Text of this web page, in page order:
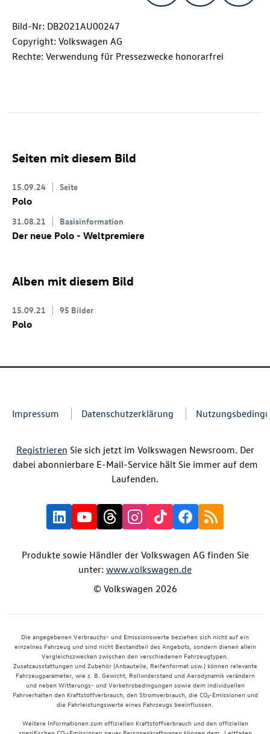
Bild-Nr: DB2021AU00247
Copyright: Volkswagen AG
Rechte: Verwendung für Pressezwecke honorarfrei
Seiten mit diesem Bild
15.09.24 Seite
Polo
31.08.21 Basisinformation
Der neue Polo - Weltpremiere
Alben mit diesem Bild
15.09.21 95 Bilder
Polo
Impressum Datenschutzerklärung
Registrieren Sie sich jetzt im Volkswagen Newsroom. Der
dabei abonnierbare E-Mail-Service hält Sie immer auf dem
Laufenden.
Produkte sowie Händler der Volkswagen AG finden Sie
unter: www.volkswagen.de
© Volkswagen 2026
Die angegebenen Verbrauchs- und Emissionswerte beziehen sich nicht auf ein
einzelnes Fahrzeug und sind nicht Bestandteil des Angebots, sondern dienen allein
Vergleichszwecken zwischen den verschiedenen Fahrzeugtypen.
Zusatzausstattungen und Zubehör (Anbauteile, Reifenformat usw.) können relevante
Fahrzeugparameter, wie z. B. Gewicht, Rollwiderstand und Aerodynamik verändern
und neben Witterungs- und Verkehrsbedingungen sowie dem individuellen
Fahrverhalten den Kraftstoffverbrauch, den Stromverbrauch, die CO₂-Emissionen und
die Fahrleistungswerte eines Fahrzeugs beeinflussen.
Weitere Informationen zum offiziellen Kraftstoffverbrauch und den offiziellen